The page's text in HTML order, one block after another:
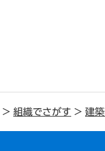
> 組織でさがす > 建